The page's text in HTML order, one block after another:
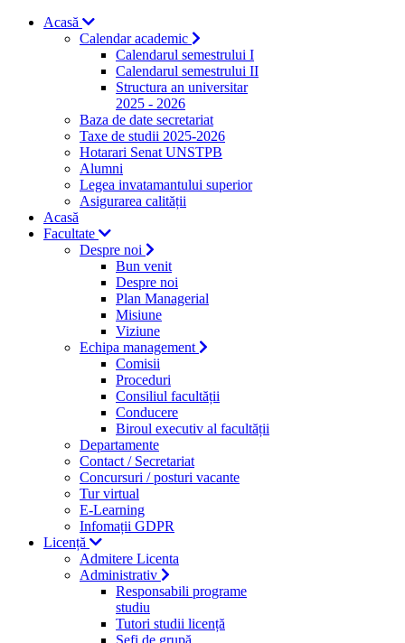
Acasă
Calendar academic
Calendarul semestrului I
Calendarul semestrului II
Structura an universitar
2025 - 2026
Baza de date secretariat
Taxe de studii 2025-2026
Hotarari Senat UNSTPB
Alumni
Legea invatamantului superior
Asigurarea calității
Acasă
Facultate
Despre noi
Bun venit
Despre noi
Plan Managerial
Misiune
Viziune
Echipa management
Comisii
Proceduri
Consiliul facultății
Conducere
Biroul executiv al facultății
Departamente
Contact / Secretariat
Concursuri / posturi vacante
Tur virtual
E-Learning
Infomații GDPR
Licență
Admitere Licenta
Administrativ
Responsabili programe
studiu
Tutori studii licență
Şefi de grupă